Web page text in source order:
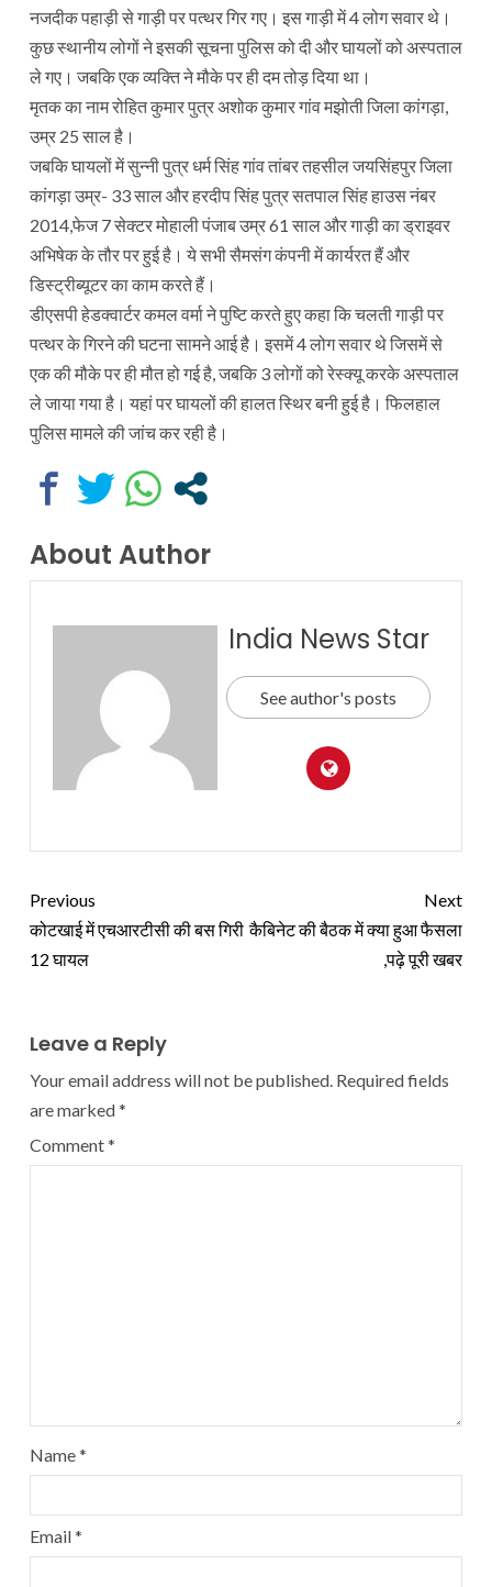
नजदीक पहाड़ी से गाड़ी पर पत्थर गिर गए। इस गाड़ी में 4 लोग सवार थे।
कुछ स्थानीय लोगों ने इसकी सूचना पुलिस को दी और घायलों को अस्पताल
ले गए। जबकि एक व्यक्ति ने मौके पर ही दम तोड़ दिया था।
मृतक का नाम रोहित कुमार पुत्र अशोक कुमार गांव मझोती जिला कांगड़ा,
उम्र 25 साल है।
जबकि घायलों में सुन्नी पुत्र धर्म सिंह गांव तांबर तहसील जयसिंहपुर जिला
कांगड़ा उम्र- 33 साल और हरदीप सिंह पुत्र सतपाल सिंह हाउस नंबर
2014,फेज 7 सेक्टर मोहाली पंजाब उम्र 61 साल और गाड़ी का ड्राइवर
अभिषेक के तौर पर हुई है। ये सभी सैमसंग कंपनी में कार्यरत हैं और
डिस्ट्रीब्यूटर का काम करते हैं।
डीएसपी हेडक्वार्टर कमल वर्मा ने पुष्टि करते हुए कहा कि चलती गाड़ी पर
पत्थर के गिरने की घटना सामने आई है। इसमें 4 लोग सवार थे जिसमें से
एक की मौके पर ही मौत हो गई है, जबकि 3 लोगों को रेस्क्यू करके अस्पताल
ले जाया गया है। यहां पर घायलों की हालत स्थिर बनी हुई है। फिलहाल
पुलिस मामले की जांच कर रही है।
About Author
India News Star
See author's posts
Previous
कोटखाई में एचआरटीसी की बस गिरी
12 घायल
Next
कैबिनेट की बैठक में क्या हुआ फैसला
,पढ़े पूरी खबर
Leave a Reply
Your email address will not be published. Required fields
are marked*
Comment*
Name*
Email*